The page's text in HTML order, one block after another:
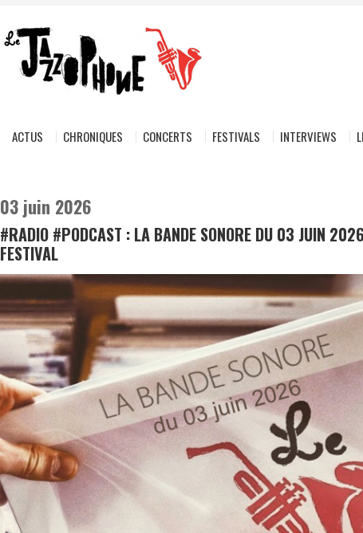
ACTUS CHRONIQUES CONCERTS FESTIVALS INTERVIEWS
03 juin 2026
#RADIO #PODCAST : LA BANDE SONORE DU 03 JUIN
FESTIVAL